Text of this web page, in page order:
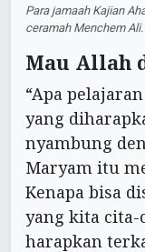
Para jamaah Kajian
ceramah Menchem
Mau Allah
“Apa
yang
nyambung
Maryam itu
Kenapa bisa
yang kita cita-
harapkan